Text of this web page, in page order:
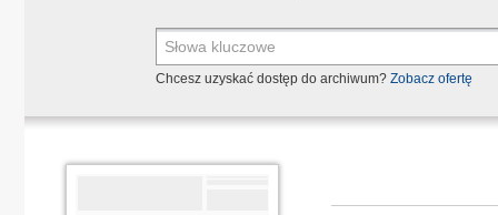
Chcesz uzyskać dostęp do archiwum? Zobacz ofertę